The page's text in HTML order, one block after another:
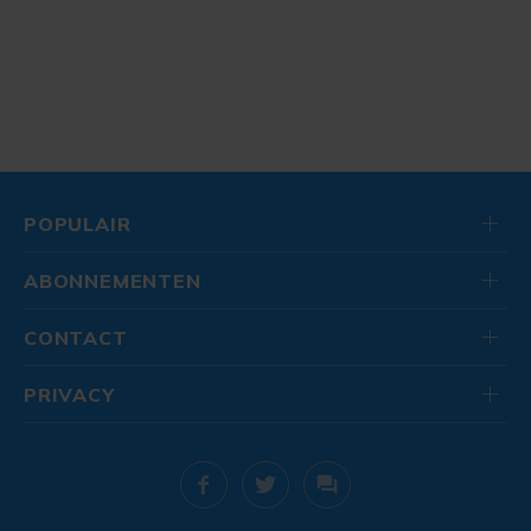
POPULAIR
ABONNEMENTEN
CONTACT
PRIVACY